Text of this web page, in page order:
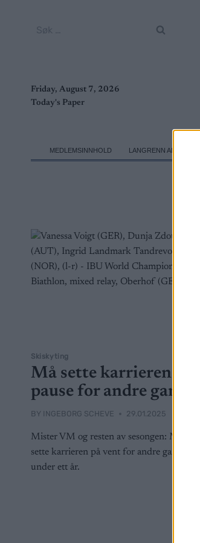
Friday, August 7, 2026
Today's Paper
MEDLEMSINNHOLD LANGRENN ALLROUND
Skiskyting
Må sette karrieren på
pause for andre gang
BY INGEBORG SCHEVE 29.01.2025
Mister VM og resten av sesongen: Må
sette karrieren på vent for andre gang på
under ett år.